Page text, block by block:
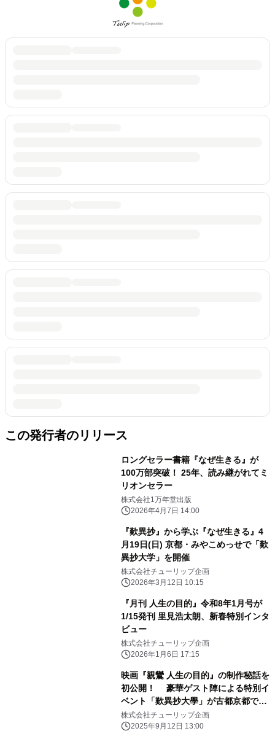
この発行者のリリース
ロングセラー書籍『なぜ生きる』が
100万部突破！ 25年、読み継がれてミ
リオンセラー
株式会社1万年堂出版
2026年4月7日 14:00
『歎異抄』から学ぶ『なぜ生きる』4
月19日(日) 京都・みやこめっせで「歎
異抄大学」を開催
株式会社チューリップ企画
2026年3月12日 10:15
『月刊 人生の目的』令和8年1月号が
1/15発刊 里見浩太朗、新春特別インタ
ビュー
株式会社チューリップ企画
2026年1月6日 17:15
映画『親鸞 人生の目的』の制作秘話を
初公開！ 豪華ゲスト陣による特別イ
ベント「歎異抄大學」が古都京都で開
催。
株式会社チューリップ企画
2025年9月12日 13:00